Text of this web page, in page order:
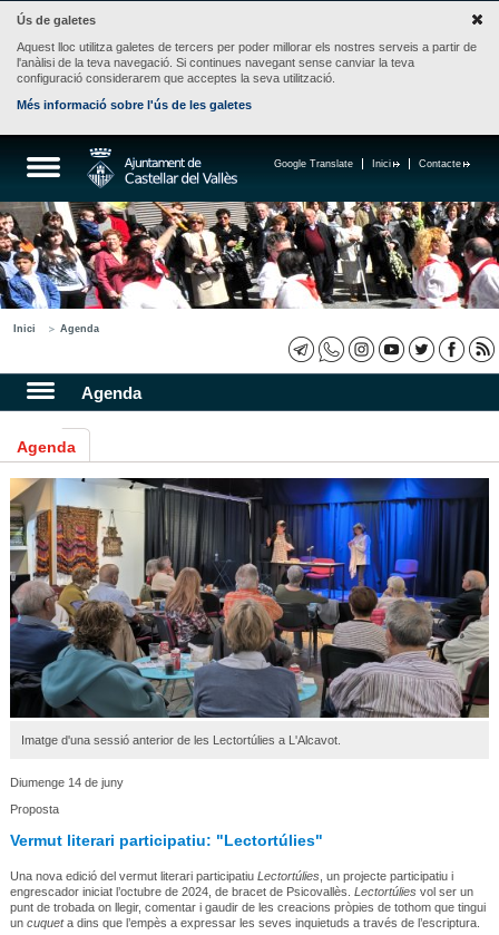
Ús de galetes
Aquest lloc utilitza galetes de tercers per poder millorar els nostres serveis a partir de
l'anàlisi de la teva navegació. Si continues navegant sense canviar la teva
configuració considerarem que acceptes la seva utilització.
Més informació sobre l'ús de les galetes
Contacte
Inici
Google Translate
Inici Agenda
Agenda
Agenda
Imatge d'una sessió anterior de les Lectortúlies a L'Alcavot.
Diumenge 14 de juny
Proposta
Vermut literari participatiu: "Lectortúlies"
Una nova edició del vermut literari participatiu Lectortúlies, un projecte participatiu i
engrescador iniciat l’octubre de 2024, de bracet de Psicovallès. Lectortúliesvol ser un
punt de trobada on llegir, comentar i gaudir de les creacions pròpies de tothom que tingui
un cuqueta dins que l’empès a expressar les seves inquietuds a través de l’escriptura.